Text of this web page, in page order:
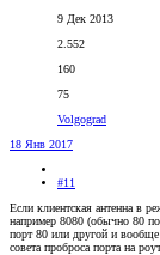
9 Дек 2013
2.552
160
75
Volgograd
18 Янв 2017
#11
Если клиентская антенна в
например 8080 (обычно 80
порт 80 или другой и
совета проброса порта на